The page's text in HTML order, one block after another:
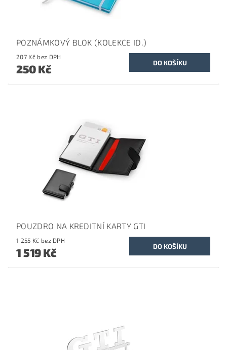
POZNÁMKOVÝ BLOK (KOLEKCE ID.)
207 Kč bez DPH
250 Kč
POUZDRO NA KREDITNÍ KARTY GTI
1 255 Kč bez DPH
1 519 Kč